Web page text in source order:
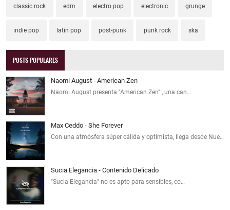
classic rock edm electro pop electronic grunge
indie pop latin pop post-punk punk rock ska
POSTS POPULARES
Naomi August - American Zen
Naomi August presenta "American Zen" , una can…
Max Ceddo - She Forever
Con una atmósfera súper cálida y optimista, llega desde Nue…
Sucia Elegancia - Contenido Delicado
"Sucia Elegancia" no es apto para sensibles, co…